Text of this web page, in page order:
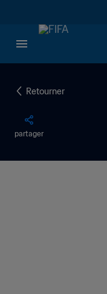
Retourner
partager